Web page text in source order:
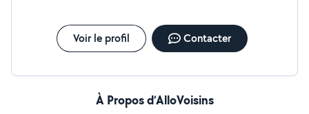
cuisine, création, meubles. Mécanique : Automobile
(intérieur, extérieur, carplay) vélo, motoculture.
haute pression. MA MÉTHODE : Analyse rigoureuse de
Voir le profil Contacter
À Propos d’AlloVoisins